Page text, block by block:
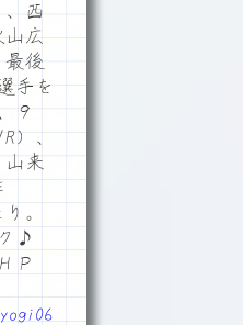
、西
広
最後
手を
９
）、
山来
。
♪
ＨＰ